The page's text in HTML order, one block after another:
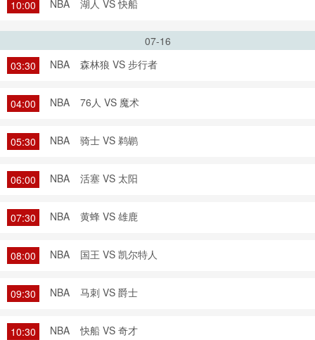
10:00 NBA 湖人 VS 快船
07-16
03:30
NBA 森林狼 VS 步行者
04:00 NBA 76人 VS 魔术
05:30 NBA 骑士 VS 鹈鹕
06:00 NBA 活塞 VS 太阳
07:30 NBA 黄蜂 VS 雄鹿
08:00 NBA 国王 VS 凯尔特人
09:30 NBA 马刺 VS 爵士
10:30 NBA 快船 VS 奇才